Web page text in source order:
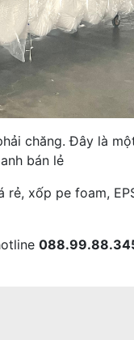
chăng. Đây là
bán lẻ
rẻ, xốp pe foam,